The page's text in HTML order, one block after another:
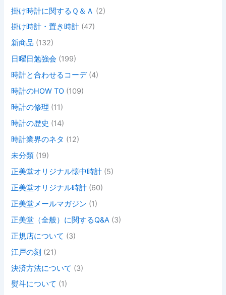
掛け時計に関するＱ＆Ａ (2)
掛け時計・置き時計 (47)
新商品 (132)
日曜日勉強会 (199)
時計と合わせるコーデ(4)
時計のHOW TO (109)
時計の修理 (11)
時計の歴史 (14)
時計業界のネタ (12)
未分類 (19)
正美堂オリジナル懐中時計 (5)
正美堂オリジナル時計 (60)
正美堂メールマガジン (1)
正美堂（全般）に関するQ&A (3)
正規店について (3)
江戸の刻 (21)
決済方法について (3)
熨斗について (1)